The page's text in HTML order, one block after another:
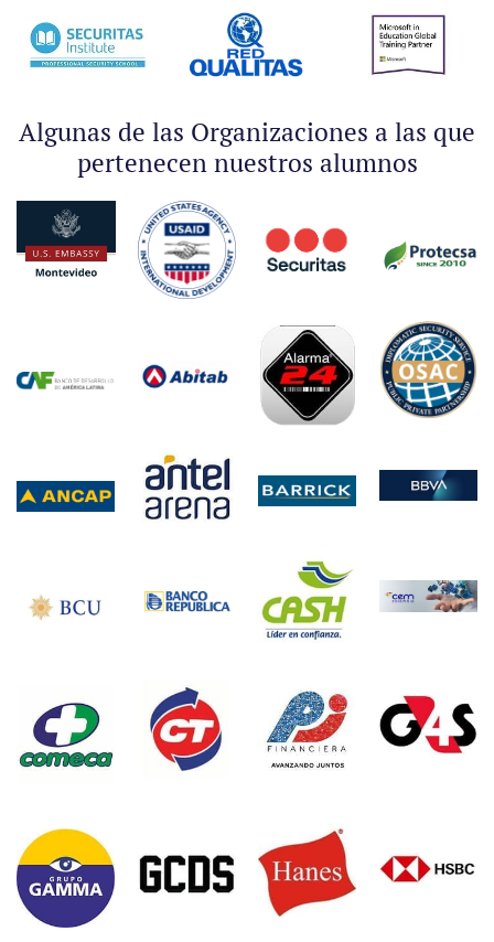
Algunas de las Organizaciones a las que
pertenecen nuestros alumnos